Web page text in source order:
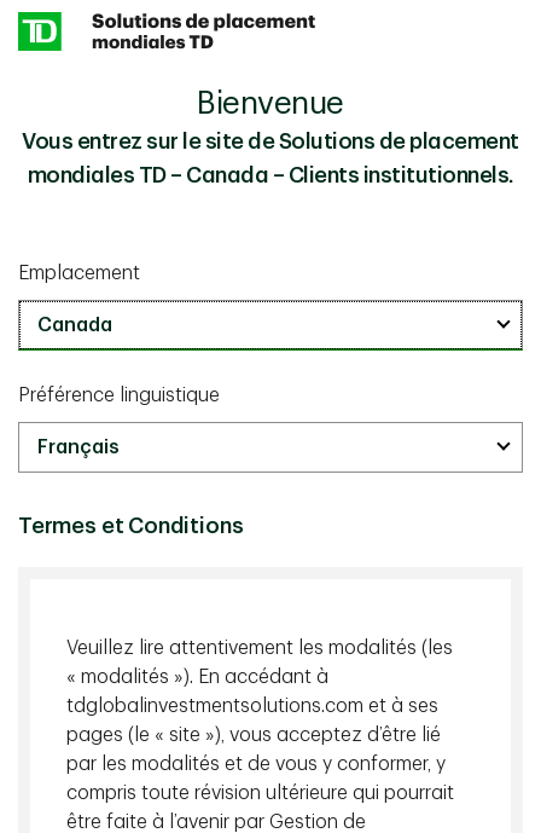
Skip to main content
Le paradoxe persistant des placements à
faible volatilité
Le paradoxe persistant des
placements à faible volatilité
Les stratégies à faible volatilité peuvent être considérées
comme une police d’assurance contre un marché trop
Bienvenue
Vous entrez sur le site de Solutions de placement
mondiales TD – Canada – Clients institutionnels.
Emplacement
Préférence linguistique
Termes et Conditions
Veuillez lire attentivement les modalités (les
« modalités »). En accédant à
tdglobalinvestmentsolutions.com et à ses
pages (le « site »), vous acceptez d’être lié
par les modalités et de vous y conformer, y
compris toute révision ultérieure qui pourrait
être faite à l’avenir par Gestion de